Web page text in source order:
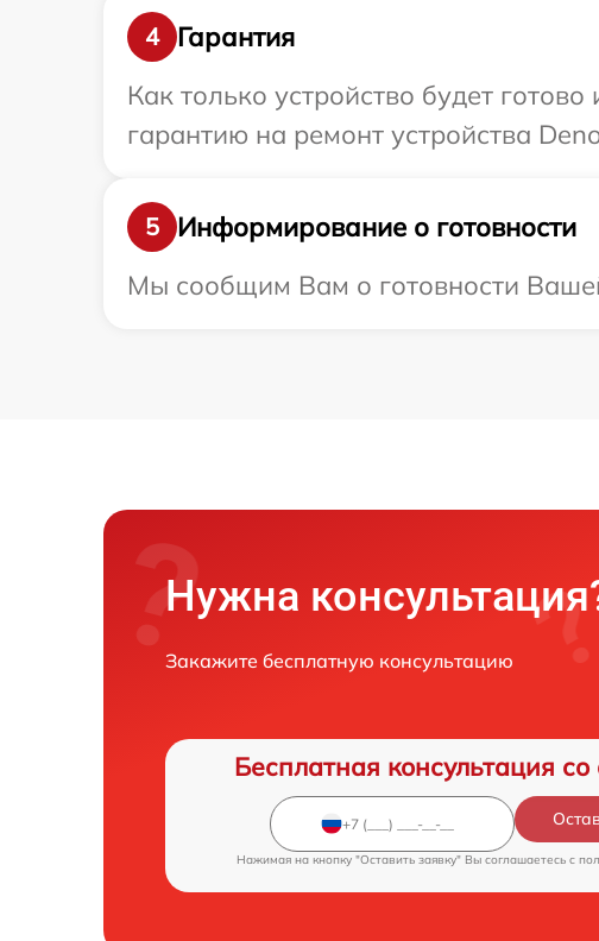
4
Гарантия
Как только устройство будет
гарантию на ремонт устройства
5
Информирование о готовности
Мы сообщим Вам о готовности
Нужна
Закажите бесплатную консультацию
Бесплатная консультация
Нажимая на кнопку "Оставить заявку" Вы соглашаетесь c